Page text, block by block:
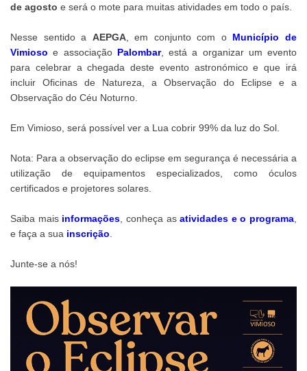
de agosto e será o mote para muitas atividades em todo o país.
Nesse sentido a AEPGA, em conjunto com o Município de
Vimioso e associação Palombar, está a organizar um evento
para celebrar a chegada deste evento astronómico e que irá
incluir Oficinas de Natureza, a Observação do Eclipse e a
Observação do Céu Noturno.
Em Vimioso, será possível ver a Lua cobrir 99% da luz do Sol.
Nota: Para a observação do eclipse em segurança é necessária a
utilização de equipamentos especializados, como óculos
certificados e projetores solares.
Saiba mais informações , conheça asatividades e o programa
e faça a sua inscrição
Junte-se a nós!